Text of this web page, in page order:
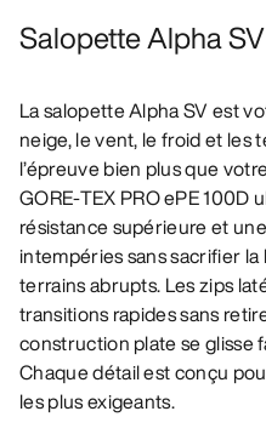
Salopette Alpha
La salopette Alpha SV est
neige, le vent, le froid et les
l’épreuve bien plus que
GORE-TEX PRO ePE
résistance supérieure et
intempéries sans sacrifier
terrains abrupts. Les zips
transitions rapides sans
construction plate se glisse
Chaque détail est conçu
les plus exigeants.